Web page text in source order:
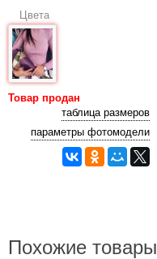
Цвета
Товар продан
таблица размеров
параметры фотомодели
Похожие товары